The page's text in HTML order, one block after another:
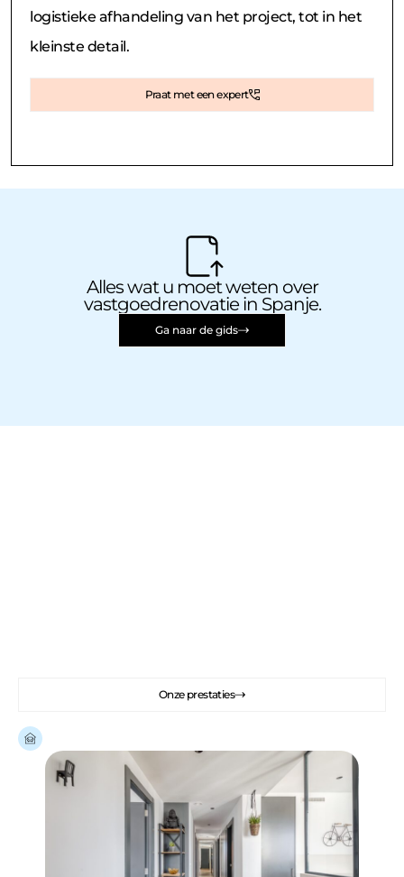
logistieke afhandeling van het project, tot in het
kleinste detail.
Praat met een expert
Alles wat u moet weten over
vastgoedrenovatie in Spanje.
Ga naar de gids
Onze prestaties